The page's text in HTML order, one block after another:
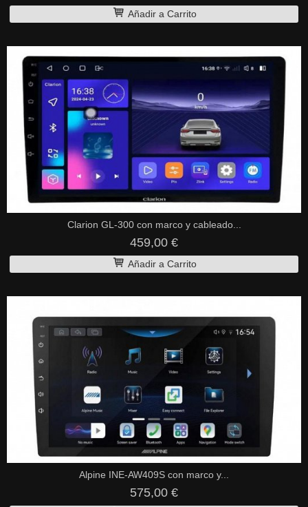
Añadir a Carrito
Clarion GL-300 con marco y cableado...
459,00 €
Añadir a Carrito
Alpine INE-AW409S con marco y...
575,00 €